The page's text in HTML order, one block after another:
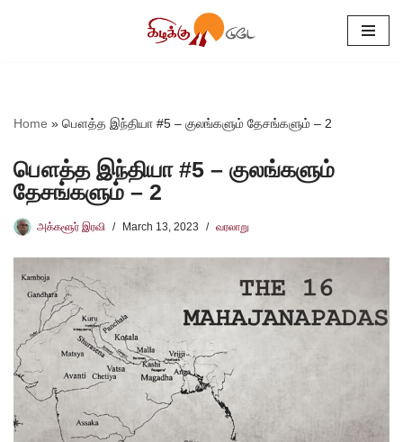
Home » பௌத்த இந்தியா #5 – குலங்களும் தேசங்களும் – 2
பௌத்த இந்தியா #5 – குலங்களும்
தேசங்களும் – 2
அக்களூர் இரவி March 13, 2023 வரலாறு